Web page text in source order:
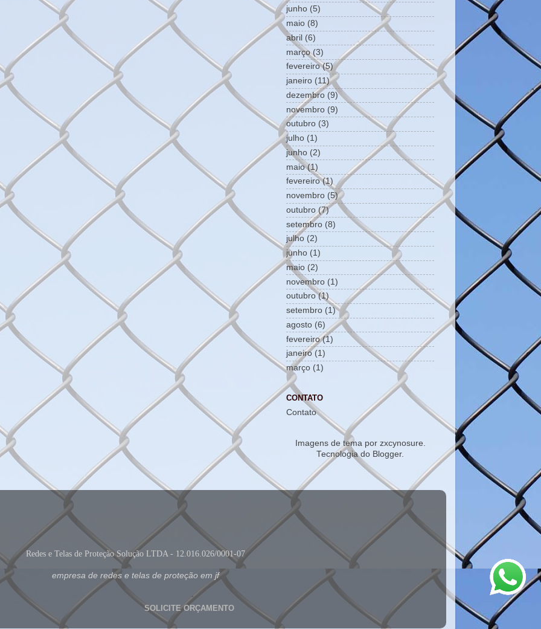
junho (5)
maio (8)
abril (6)
março(3)
fevereiro(5)
janeiro (11)
dezembro (9)
novembro (9)
outubro (3)
julho (1)
junho (2)
maio(1)
fevereiro(1)
novembro (5)
outubro (7)
setembro (8)
julho (2)
junho (1)
maio (2)
novembro (1)
outubro(1)
setembro (1)
agosto (6)
fevereiro(1)
janeiro(1)
março (1)
CONTATO
Contato
Imagens de tema por zxcynosure
Tecnologia do Blogger.
Redes e Telas de Proteção Solução LTDA - 12.016.026/0001-07
empresa de redes e telas de proteção em jf
SOLICITE ORÇAMENTO